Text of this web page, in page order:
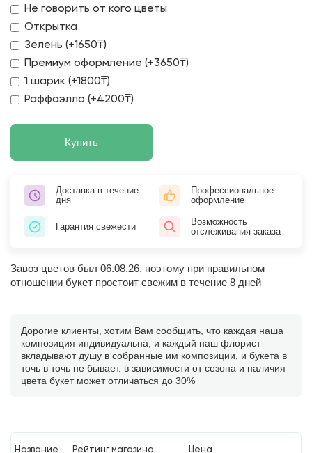
Не говорить от кого цветы
Открытка
Зелень (+1650₸)
Премиум оформление (+3650₸)
1 шарик (+1800₸)
Раффаэлло (+4200₸)
Купить
Доставка в течение
дня
Профессиональное
оформление
Гарантия свежести
Возможность
отслеживания заказа
Завоз цветов был 06.08.26, поэтому при правильном
отношении букет простоит свежим в течение 8 дней
Дорогие клиенты, хотим Вам сообщить, что каждая наша
композиция индивидуальна, и каждый наш флорист
вкладывают душу в собранные им композиции, и букета в
точь в точь не бывает. в зависимости от сезона и наличия
цвета букет может отличаться до 30%
Название Рейтинг магазина Цена